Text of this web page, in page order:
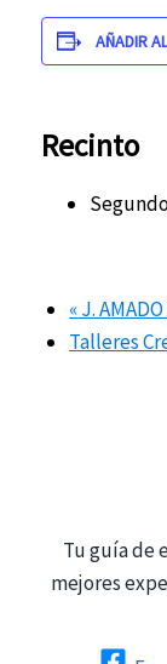
AÑADIR
Recinto
«J.
Talleres
Tu guía de
mejores